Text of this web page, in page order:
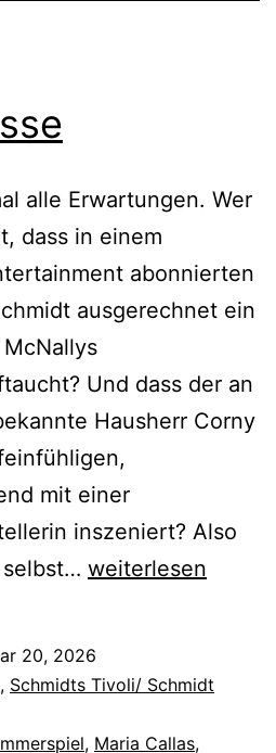
alle Erwartungen. Wer
dass in einem
abonnierten
ausgerechnet ein
Und dass der an
Hausherr Corny
mit einer
inszeniert? Also
Meisterklasse
weiterlesen
20, 2026
, Schmidts Tivoli/ Schmidt
, Maria Callas,